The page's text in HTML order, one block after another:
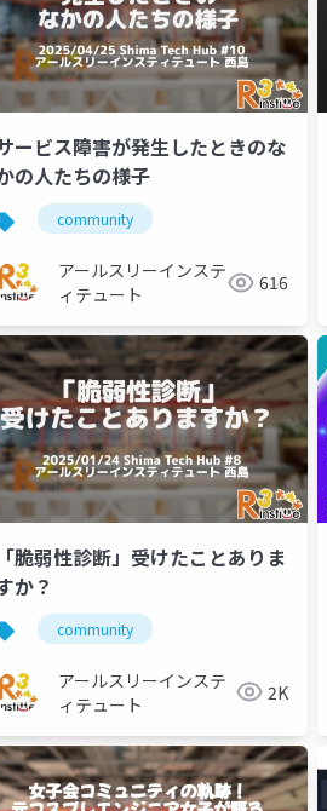
ービス障害が発生したときのな
の人たちの様子
community
アールスリーインステ
ィテュート
616
場
「脆弱性診断」受けたことありま
か？
community
アールスリーインステ
ィテュート
2K